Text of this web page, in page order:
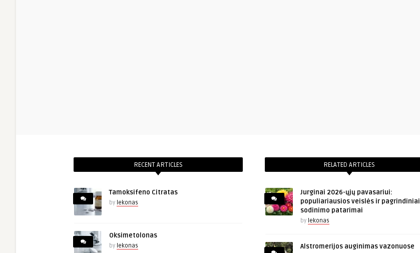
RECENT ARTICLES
Tamoksifeno Citratas
by lekonas
Oksimetolonas
by lekonas
RELATED ARTICLES
Jurginai 2026-ųjų pavasariui:
populiariausios veislės ir pagrindiniai
sodinimo patarimai
by lekonas
Alstromerijos auginimas vazonuose